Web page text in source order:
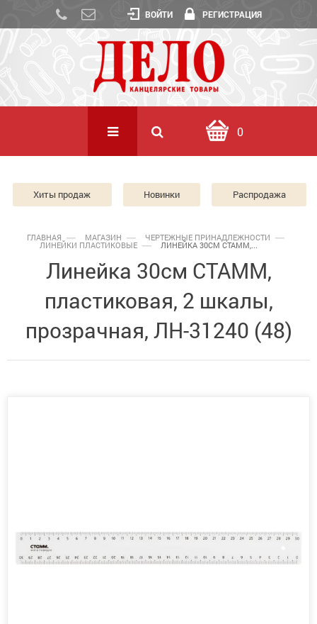
ВОЙТИ РЕГИСТРАЦИЯ
0
Хиты продаж Новинки Распродажа
ГЛАВНАЯ МАГАЗИН ЧЕРТЕЖНЫЕ ПРИНАДЛЕЖНОСТИ
ЛИНЕЙКИ ПЛАСТИКОВЫЕ ЛИНЕЙКА 30СМ СТАММ,...
Линейка 30см СТАММ,
пластиковая, 2 шкалы,
прозрачная, ЛН-31240 (48)